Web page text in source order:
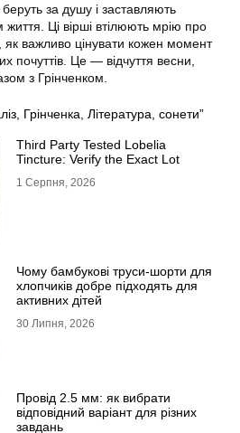
за душу і заставляють
Ці вірші втілюють мрію про
як важливо цінувати кожен момент
почуттів. Це — відчуття весни,
з Грінченком.
Грінченка Література сонети”
Third Party Tested Lobelia
Tincture: Verify the Exact Lot
1 Серпня, 2026
Чому бамбукові труси-шорти для
хлопчиків добре підходять для
активних дітей
30 Липня, 2026
Провід 2.5 мм: як вибрати
відповідний варіант для різних
завдань